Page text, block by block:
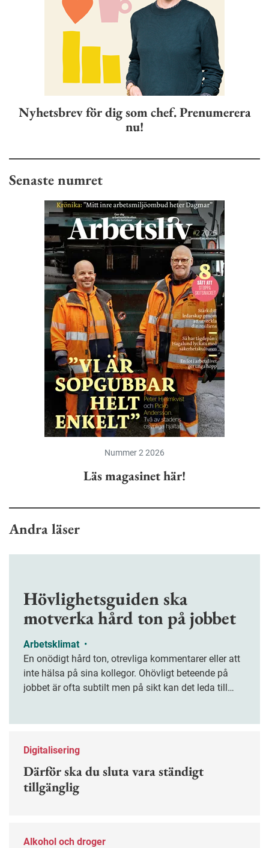
Nyhetsbrev för dig som chef. Prenumerera
nu!
Senaste numret
Nummer 2 2026
Läs magasinet här!
Andra läser
Hövlighetsguiden ska
motverka hård ton på jobbet
Arbetsklimat •
En onödigt hård ton, otrevliga kommentarer eller att
inte hälsa på sina kollegor. Ohövligt beteende på
jobbet är ofta subtilt men på sikt kan det leda till
Digitalisering
Därför ska du sluta vara ständigt
tillgänglig
Alkohol och droger